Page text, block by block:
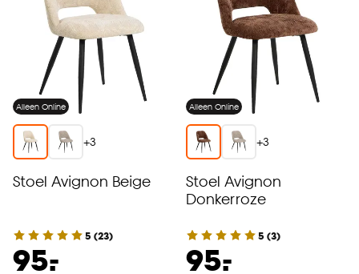
Alleen Online
+3
Stoel Avignon Beige
5 (23)
95.
-
Alleen Online
+3
Stoel Avignon
Donkerroze
5 (3)
95.
-